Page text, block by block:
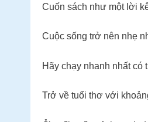
Cuốn sách như một lời
Cuộc sống trở nên nhẹ
Hãy chạy nhanh nhất có
Trở về tuổi thơ với